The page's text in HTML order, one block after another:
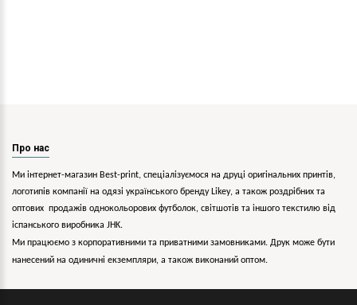
Про нас
Ми інтернет-магазин Best-print, спеціалізуємося на друці оригінальних принтів,
логотипів компанії на одязі українського бренду Likey, а також роздрібних та
оптових продажів однокольорових футболок, світшотів та іншого текстилю від
іспанського виробника JHK.
Ми працюємо з корпоративними та приватними замовниками. Друк може бути
нанесений на одиничні екземпляри, а також виконаний оптом.